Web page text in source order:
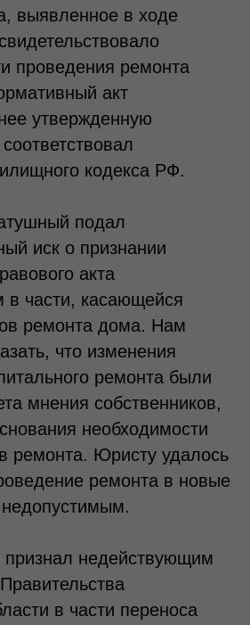
выявленное в ходе
проведения ремонта
акт
утвержденную
кодекса РФ.
подал
иск о признании
акта
части, касающейся
ремонта дома. Нам
что изменения
ремонта были
мнения собственников,
необходимости
ремонта. Юристу удалось
ремонта в новые
недопустимым.
признал недействующим
в части переноса